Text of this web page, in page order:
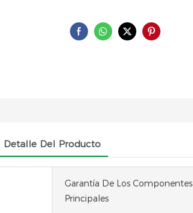
Detalle Del Producto
Garantía De Los Componentes
Principales